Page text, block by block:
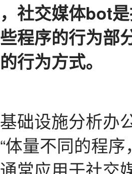
社交媒体bot
程序的行为部
行为方式。
础设施分析办
体量不同的程